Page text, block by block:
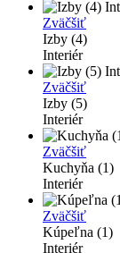
Zväčšiť
Izby (4)
Interiér
Zväčšiť
Izby (5)
Interiér
Zväčšiť
Kuchyňa (1)
Interiér
Zväčšiť
Kúpeľna (1)
Interiér